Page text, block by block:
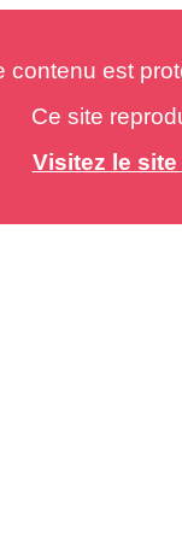
est
Ce site
Visitez le